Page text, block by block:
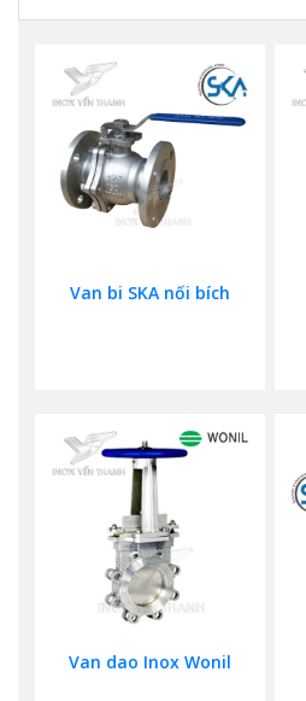
Van bi SKA nối bích
Van dao Inox Wonil